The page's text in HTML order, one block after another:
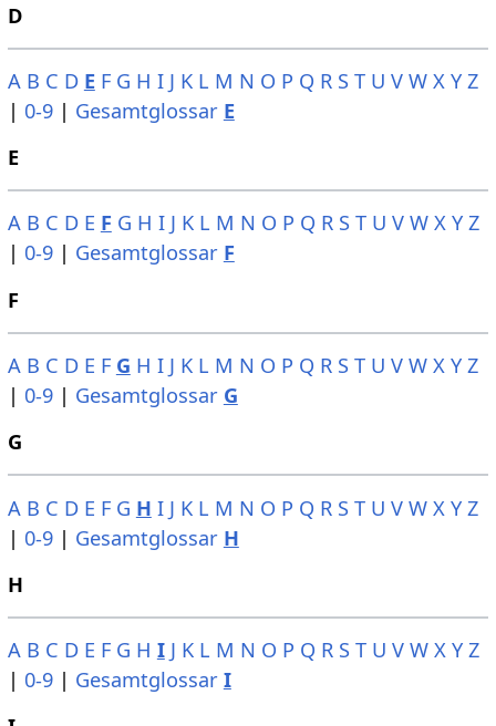
D
A B C D E F G H I J K L M N O P Q R S T U V W X Y Z
| 0-9| Gesamtglossar E
E
A B C D E F G H I J K L M N O P Q R S T U V W X Y Z
| 0-9| Gesamtglossar F
F
A B C D E F G H I J K L M N O P Q R S T U V W X Y Z
| 0-9| Gesamtglossar G
G
A B C D E F G H I J K L M N O P Q R S T U V W X Y Z
| 0-9| Gesamtglossar H
H
A B C D E F G H I J K L M N O P Q R S T U V W X Y Z
| 0-9| Gesamtglossar I